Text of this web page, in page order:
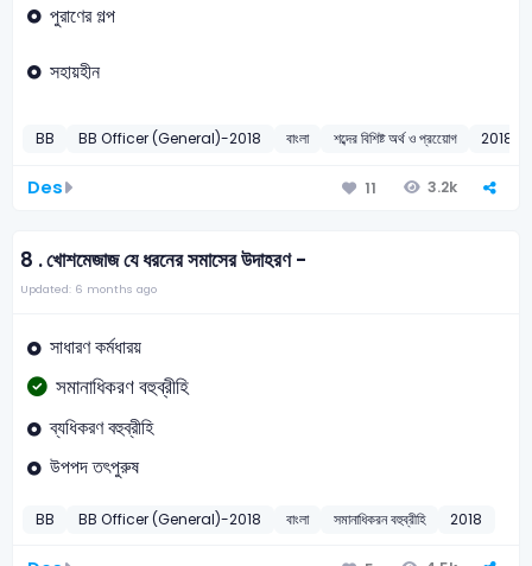
পুরাণের গল্প
সহায়হীন
BB BB Officer (General)-2018 বাংলা শব্দের বিশিষ্ট অর্থ ও প্রয়োেগ 2018
Des 11 3.2k
8 .খোশমেজাজ যে ধরনের সমাসের উদাহরণ -
Updated: 6 months ago
সাধারণ কর্মধারয়
সমানাধিকরণ বহুব্রীহি
ব্যধিকরণ বহুব্রীহি
উপপদ তৎপুরুষ
BB BB Officer (General)-2018 বাংলা সমানাধিকরন বহুব্রীহি 2018